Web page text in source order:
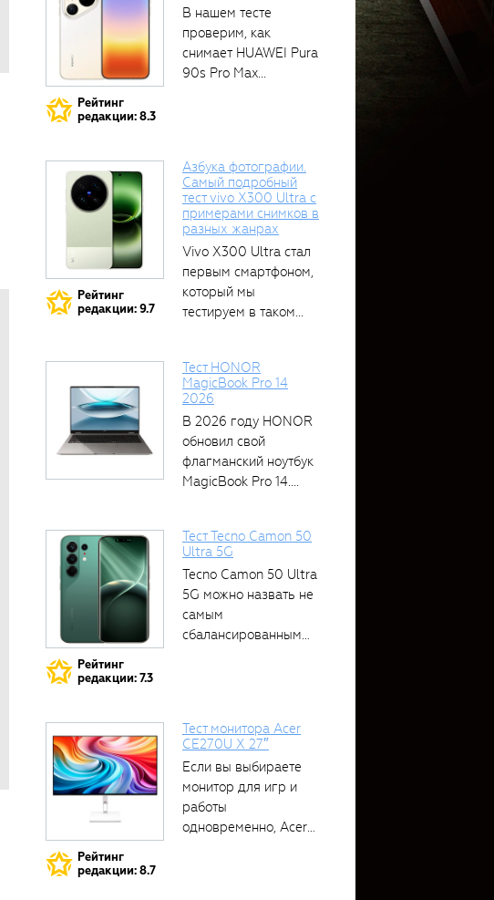
Рейтинг
редакции: 8.3
В нашем тесте
проверим, как
снимает HUAWEI Pura
90s Pro Max...
Рейтинг
редакции: 9.7
Азбука фотографии.
Самый подробный
тест vivo X300 Ultra с
примерами снимков в
разных жанрах
Vivo X300 Ultra стал
первым смартфоном,
который мы
тестируем в таком...
Тест HONOR
MagicBook Pro 14
2026
В 2026 году HONOR
обновил свой
флагманский ноутбук
MagicBook Pro 14....
Рейтинг
редакции: 7.3
Тест Tecno Camon 50
Ultra 5G
Tecno Camon 50 Ultra
5G можно назвать не
самым
сбалансированным
Рейтинг
редакции: 8.7
Тест монитора Acer
CE270U X 27″
Если вы выбираете
монитор для игр и
работы
одновременно, Acer